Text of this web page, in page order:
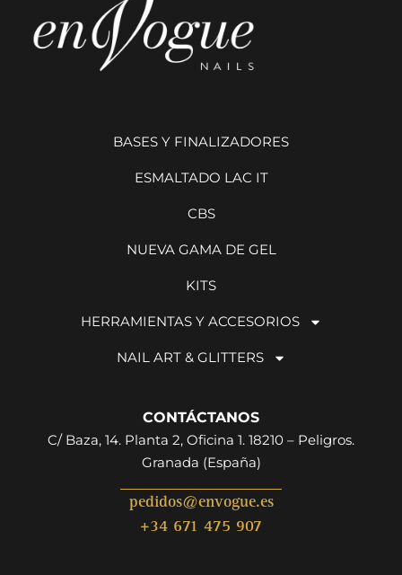
BASES Y FINALIZADORES
ESMALTADO LAC IT
CBS
NUEVA GAMA DE GEL
KITS
HERRAMIENTAS Y ACCESORIOS
NAIL ART & GLITTERS
CONTÁCTANOS
C/ Baza, 14. Planta 2, Oficina 1. 18210 – Peligros.
Granada (España)
pedidos@envogue.es
+34 671 475 907